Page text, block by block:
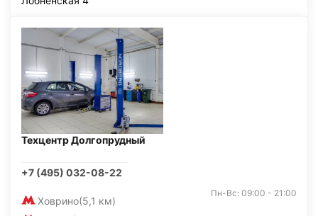
Техцентр Долгопрудный
+7 (495) 032-08-22
Ховрино(5,1 км)
Пн-Вс: 09:00 - 21:00